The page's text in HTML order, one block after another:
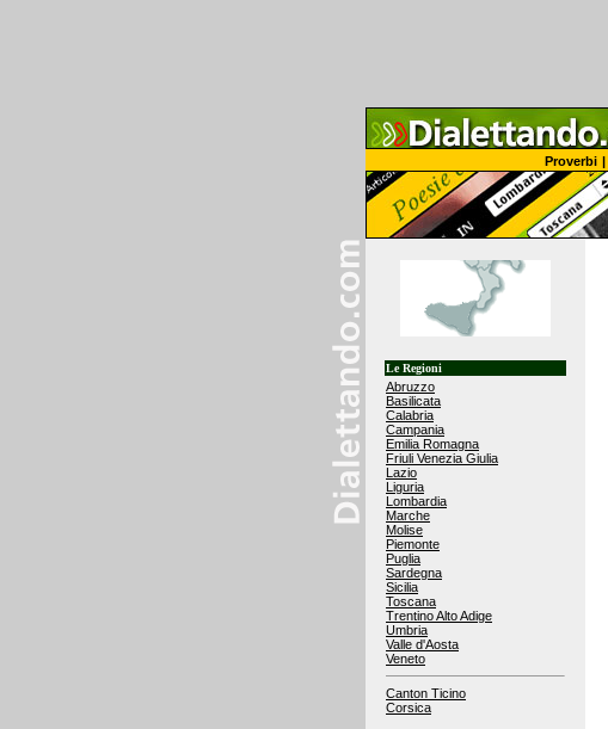
Proverbi |
Le Regioni
Abruzzo
Basilicata
Calabria
Campania
Emilia Romagna
Friuli Venezia Giulia
Lazio
Liguria
Lombardia
Marche
Molise
Piemonte
Puglia
Sardegna
Sicilia
Toscana
Trentino Alto Adige
Umbria
Valle d'Aosta
Veneto
Canton Ticino
Corsica